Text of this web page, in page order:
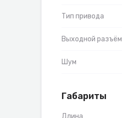
Тип привода
Выходной разъём
Шум
Габариты
Длина